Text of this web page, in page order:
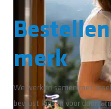
merk
We werken samen met
bewust kiezen voor